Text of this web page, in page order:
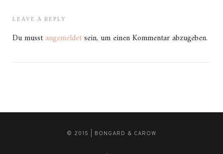
LEAVE A REPLY
Du musst angemeldetsein, um einen Kommentar abzugeben.
© 2015 | BONGARD & CAROW